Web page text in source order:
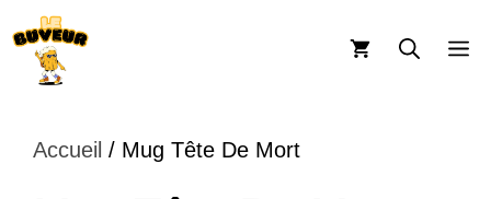
Aller
au
contenu
Accueil / Mug Tête De Mort